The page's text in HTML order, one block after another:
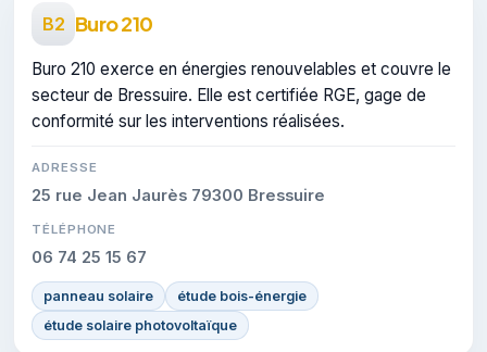
B2 Buro 210
Buro 210 exerce en énergies renouvelables et couvre le
secteur de Bressuire. Elle est certifiée RGE, gage de
conformité sur les interventions réalisées.
ADRESSE
25 rue Jean Jaurès 79300 Bressuire
TÉLÉPHONE
06 74 25 15 67
panneau solaire
étude bois-énergie
étude solaire photovoltaïque